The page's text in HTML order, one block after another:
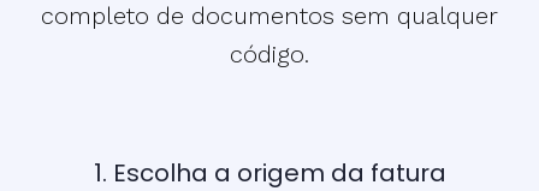
completo de documentos sem qualquer
código.
1. Escolha a origem da fatura